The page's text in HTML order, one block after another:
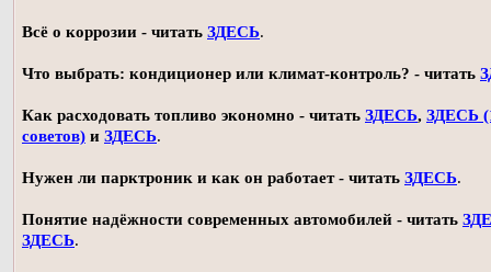
Всё о коррозии - читать ЗДЕСЬ.
Что выбрать: кондиционер или климат-контроль? - читать
Как расходовать топливо экономно - читать ЗДЕСЬ, ЗДЕСЬ
советов) и ЗДЕСЬ.
Нужен ли парктроник и как он работает - читать ЗДЕСЬ.
Понятие надёжности современных автомобилей - читать
ЗДЕСЬ.